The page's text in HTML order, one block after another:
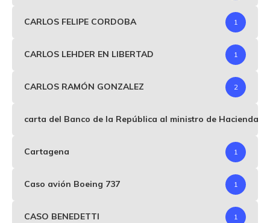
CARLOS FELIPE CORDOBA 1
CARLOS LEHDER EN LIBERTAD 1
CARLOS RAMÓN GONZALEZ 2
carta del Banco de la República al ministro de Hacienda
Cartagena 1
Caso avión Boeing 737 1
CASO BENEDETTI 1